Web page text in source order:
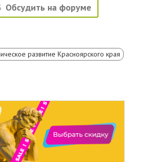
Обсудить на форуме
развитие Красноярского края